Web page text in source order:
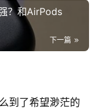
？和AirPods
下一篇
到了希望渺茫的